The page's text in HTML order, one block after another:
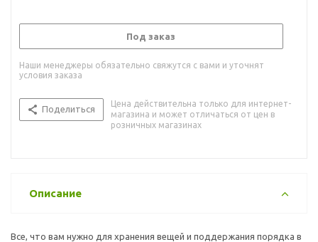
Под заказ
Наши менеджеры обязательно свяжутся с вами и уточнят
условия заказа
Поделиться
Цена действительна только для интернет-
магазина и может отличаться от цен в
розничных магазинах
Описание
Все, что вам нужно для хранения вещей и поддержания порядка в